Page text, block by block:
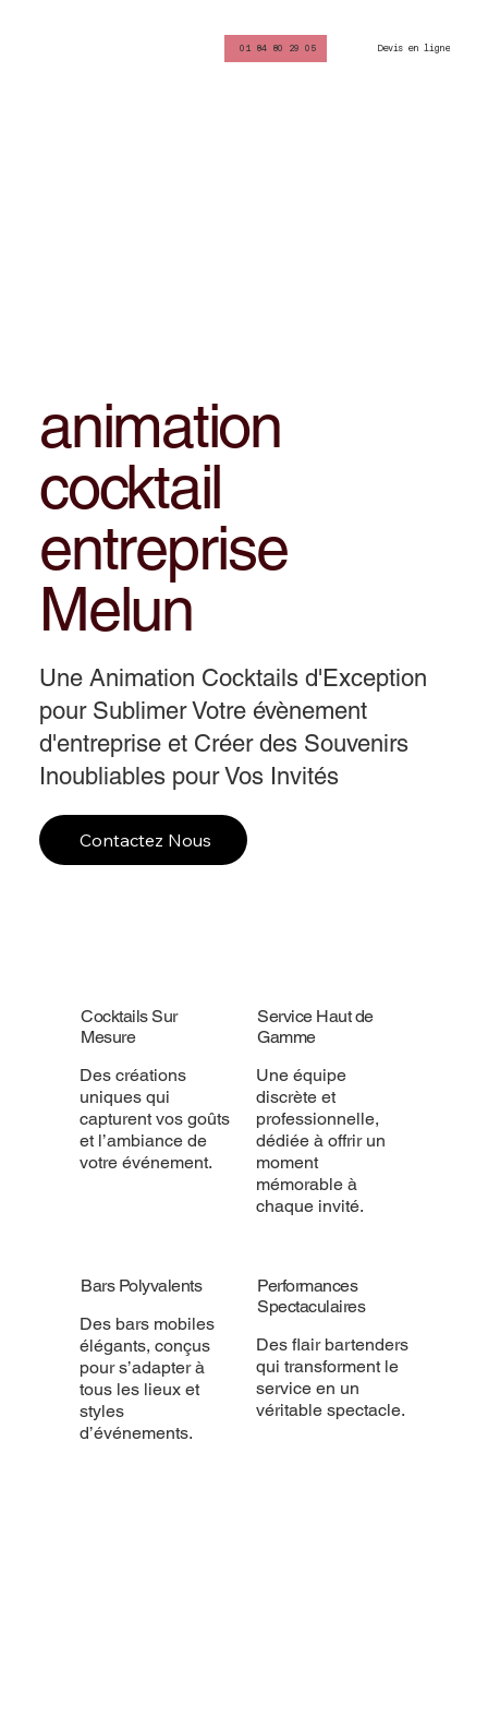
01 84 80 29 05 Devis en ligne
Cocktails Sur
Mesure
Des créations
uniques qui
capturent vos goûts
et l’ambiance de
votre événement.
Service Haut de
Gamme
Une équipe
discrète et
professionnelle,
dédiée à offrir un
moment
mémorable à
chaque invité.
Bars Polyvalents
Des bars mobiles
élégants, conçus
pour s’adapter à
tous les lieux et
styles
d’événements.
Performances
Spectaculaires
Des flair bartenders
qui transforment le
service en un
véritable spectacle.
animation
cocktail
entreprise
Melun
Une Animation Cocktails d'Exception
pour Sublimer Votre évènement
d'entreprise et Créer des Souvenirs
Inoubliables pour Vos Invités
Contactez Nous